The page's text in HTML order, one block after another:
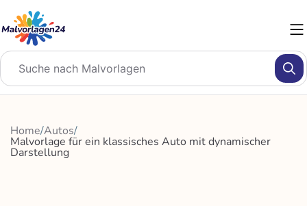
Inhalt
springen
Home/Autos/
Malvorlage für ein klassisches Auto mit dynamischer
Darstellung